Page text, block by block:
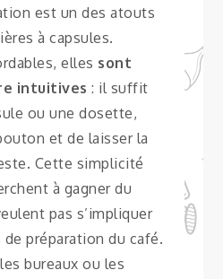
est un des atouts
à capsules.
elles sont
intuitives : il suffit
ou une dosette,
et de laisser la
Cette simplicité
à gagner du
pas s’impliquer
préparation du café.
bureaux ou les